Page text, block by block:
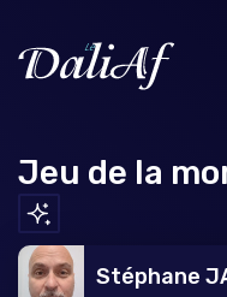
Jeu de la
Stéphane